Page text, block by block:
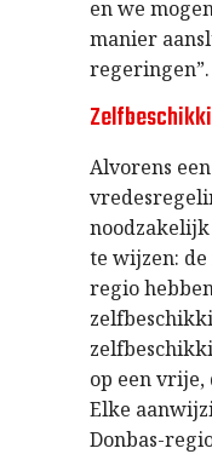
en we
manier
regeringen”.
Alvorens
te wijzen: de
regio
op een vrije,
Elke
Donbas-